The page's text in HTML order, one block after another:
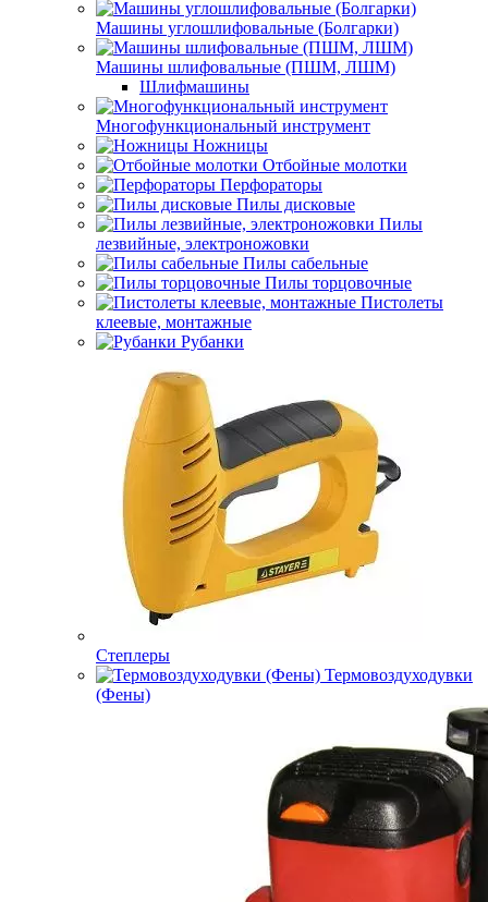
Машины углошлифовальные (Болгарки)
Машины шлифовальные (ПШМ, ЛШМ)
Шлифмашины
Многофункциональный инструмент
Ножницы
Отбойные молотки
Перфораторы
Пилы дисковые
Пилы
лезвийные, электроножовки
Пилы сабельные
Пилы торцовочные
Пистолеты
клеевые, монтажные
Рубанки
Степлеры
Термовоздуходувки
(Фены)